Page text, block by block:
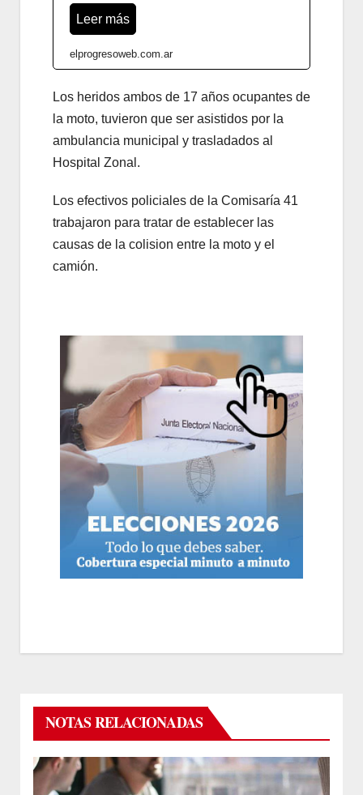
Leer más
elprogresoweb.com.ar
Los heridos ambos de 17 años ocupantes de
la moto, tuvieron que ser asistidos por la
ambulancia municipal y trasladados al
Hospital Zonal.
Los efectivos policiales de la Comisaría 41
trabajaron para tratar de establecer las
causas de la colision entre la moto y el
camión.
NOTAS RELACIONADAS